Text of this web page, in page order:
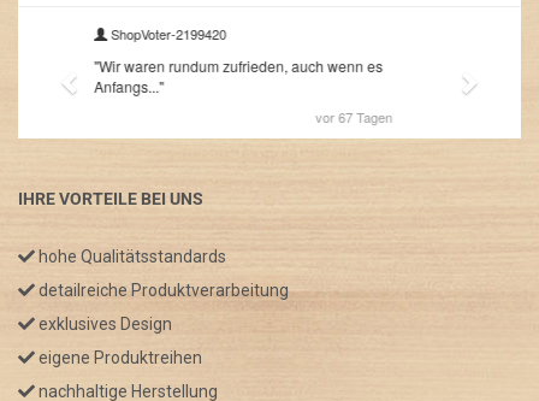
IHRE VORTEILE BEI UNS
hohe Qualitätsstandards
detailreiche Produktverarbeitung
exklusives Design
eigene Produktreihen
nachhaltige Herstellung